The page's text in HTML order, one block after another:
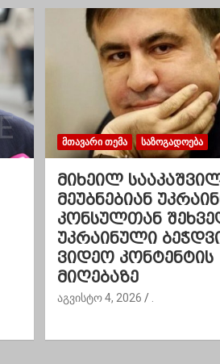
ᲛᲗᲐᲕᲐᲠᲘ ᲗᲔᲛᲐ ᲡᲐᲖᲝᲒᲐᲓᲝᲔᲑᲐ
მიხეილ
მეუბნებიან
კონსულთან
უკრაინული
ვიდეო კონტენტის
მიღებაზე
აგვისტო 4, 2026